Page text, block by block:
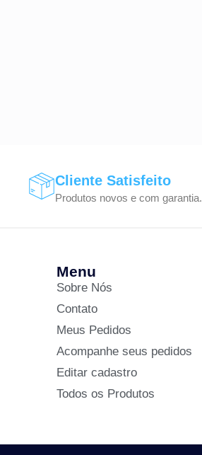
Cliente Satisfeito
Produtos novos e com garantia.
Menu
Sobre Nós
Contato
Meus Pedidos
Acompanhe seus pedidos
Editar cadastro
Todos os Produtos